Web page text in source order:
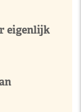
eigenlijk